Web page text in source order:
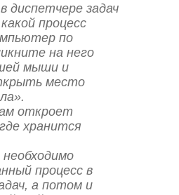
диспетчере задач
процесс
по
на него
мыши и
место
откроет
хранится
необходимо
процесс в
а потом и